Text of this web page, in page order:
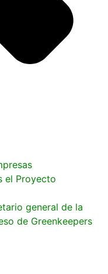
el Proyecto
general de la
de Greenkeepers